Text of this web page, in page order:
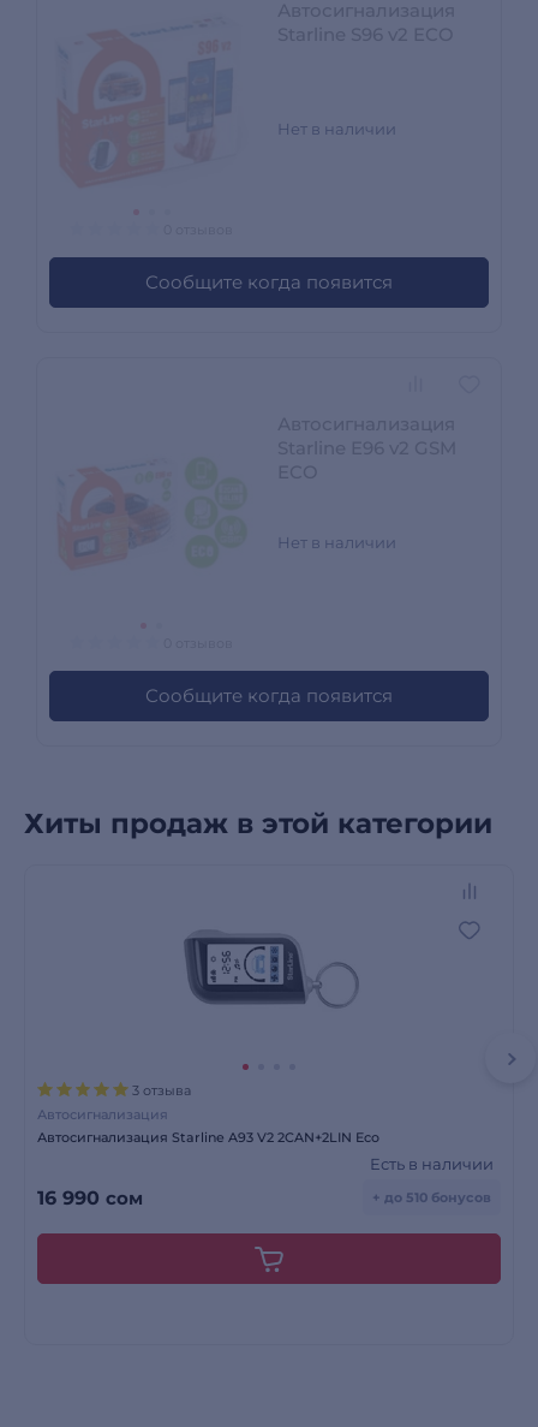
Нет в наличии
Сообщите когда появится
Нет в наличии
Сообщите когда появится
Хиты продаж в этой категории
3 отзыва
Автосигнализация
Автосигнализация Starline A93 V2 2CAN+2LIN Eco
16 990 сом
Есть в наличии
+ до 510 бонусов